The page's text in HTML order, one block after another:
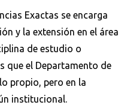
Exactas se encarga
y la extensión en el área
de estudio o
que el Departamento de
propio, pero en la
institucional.